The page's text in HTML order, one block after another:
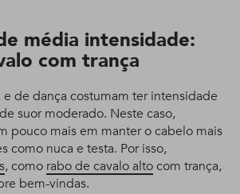
média intensidade:
com trança
de dança costumam ter intensidade
suor moderado. Neste caso,
pouco mais em manter o cabelo mais
como nuca e testa. Por isso,
, como rabo de cavalo altocom trança,
bem-vindas.